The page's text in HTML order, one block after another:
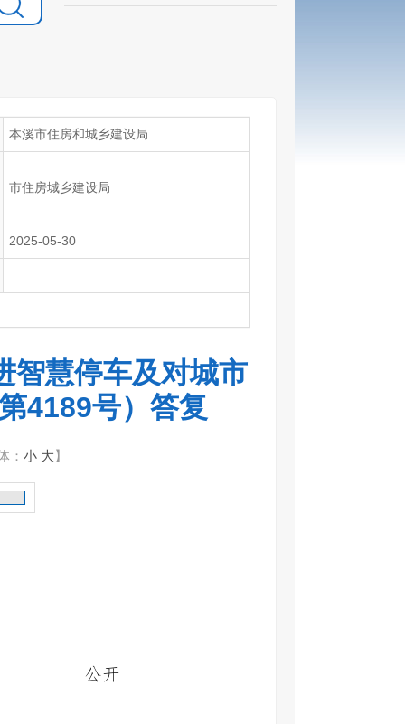
本溪市住房和城乡建设局
市住房城乡建设局
2025-05-30
智慧停车及对城市
4189号）答复
： 小 大】